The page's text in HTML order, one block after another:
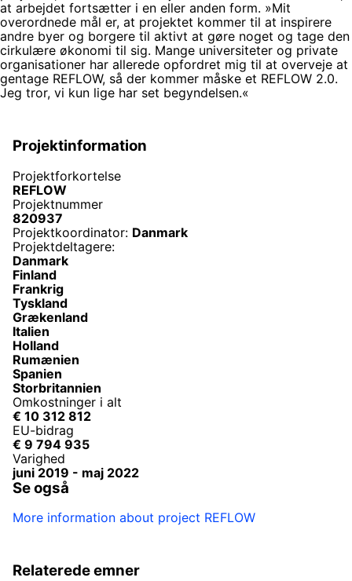
at arbejdet fortsætter i en eller anden form. »Mit
overordnede mål er, at projektet kommer til at inspirere
andre byer og borgere til aktivt at gøre noget og tage den
cirkulære økonomi til sig. Mange universiteter og private
organisationer har allerede opfordret mig til at overveje at
gentage REFLOW, så der kommer måske et REFLOW 2.0.
Jeg tror, vi kun lige har set begyndelsen.«
Projektinformation
Projektforkortelse
REFLOW
Projektnummer
820937
Projektkoordinator: Danmark
Projektdeltagere:
Danmark
Finland
Frankrig
Tyskland
Grækenland
Italien
Holland
Rumænien
Spanien
Storbritannien
Omkostninger i alt
€ 10 312 812
EU-bidrag
€ 9 794 935
Varighed
juni 2019 - maj 2022
Se også
More information about project REFLOW
Relaterede emner